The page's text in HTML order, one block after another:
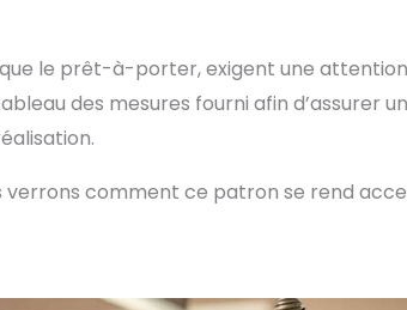
le prêt-à-porter, exigent une
des mesures fourni afin d’assurer
verrons comment ce patron se rend